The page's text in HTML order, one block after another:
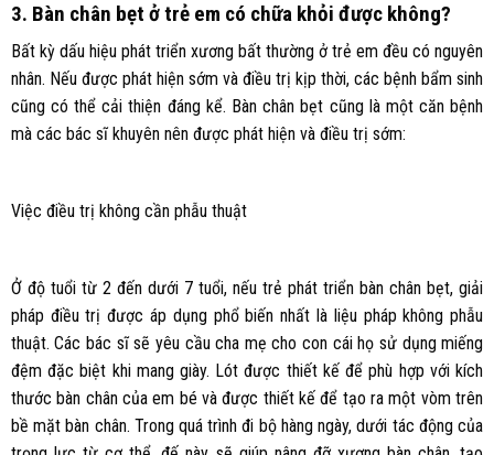
3. Bàn chân bẹt ở trẻ em có chữa khỏi được không?
Bất kỳ dấu hiệu phát triển xương bất thường ở trẻ em đều có nguyên
nhân. Nếu được phát hiện sớm và điều trị kịp thời, các bệnh bẩm sinh
cũng có thể cải thiện đáng kể. Bàn chân bẹt cũng là một căn bệnh
mà các bác sĩ khuyên nên được phát hiện và điều trị sớm:
Việc điều trị không cần phẫu thuật
Ở độ tuổi từ 2 đến dưới 7 tuổi, nếu trẻ phát triển bàn chân bẹt, giải
pháp điều trị được áp dụng phổ biến nhất là liệu pháp không phẫu
thuật. Các bác sĩ sẽ yêu cầu cha mẹ cho con cái họ sử dụng miếng
đệm đặc biệt khi mang giày. Lót được thiết kế để phù hợp với kích
thước bàn chân của em bé và được thiết kế để tạo ra một vòm trên
bề mặt bàn chân. Trong quá trình đi bộ hàng ngày, dưới tác động của